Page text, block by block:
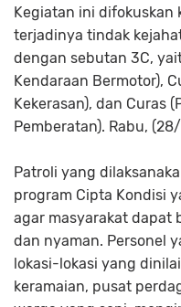
Kegiatan ini
terjadinya tindak
dengan sebutan 3C,
Kendaraan Bermotor),
Kekerasan), dan Curas
Pemberatan). Rabu,
Patroli yang
program Cipta Kondisi
agar masyarakat dapat
dan nyaman. Personel
lokasi-lokasi yang
keramaian, pusat